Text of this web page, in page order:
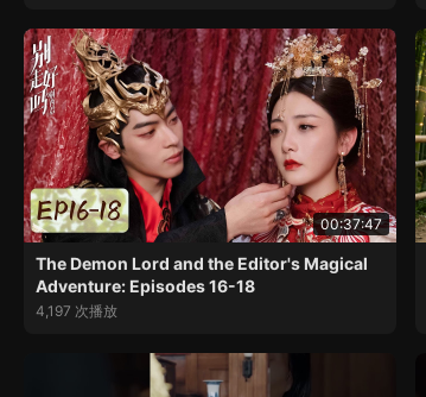
00:37:47
The Demon Lord and the Editor's Magical
Adventure: Episodes 16-18
4,197 次播放